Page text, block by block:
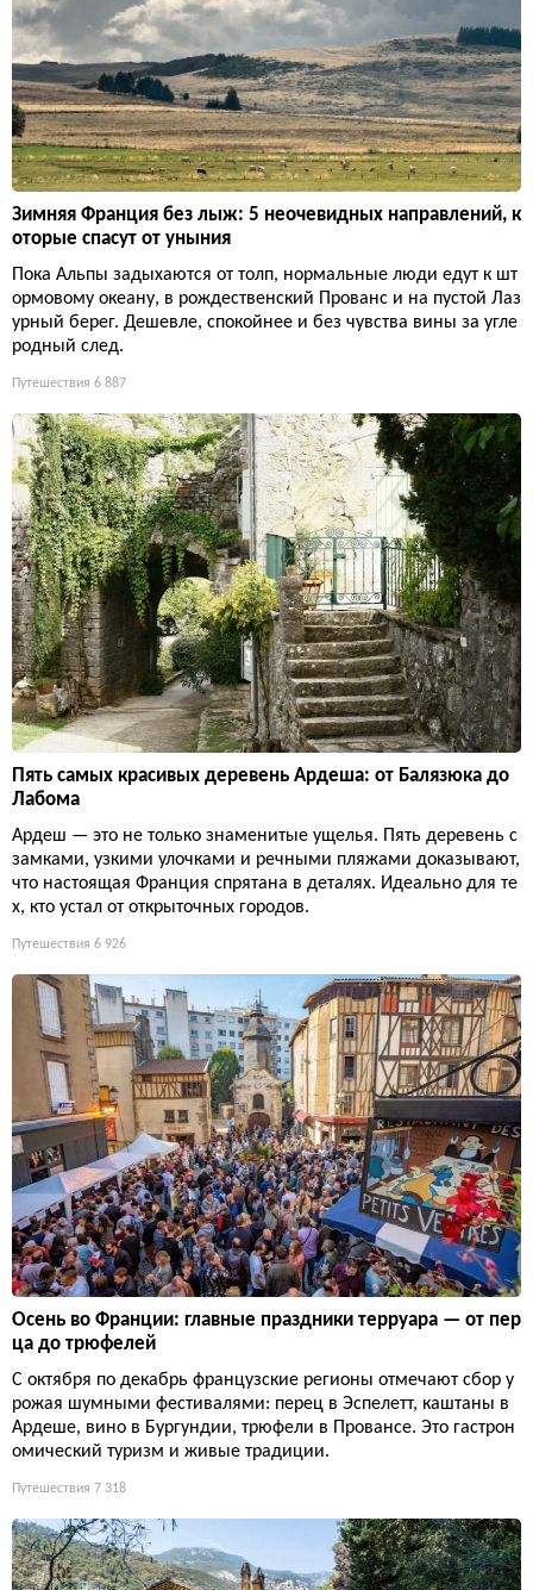
Зимняя Франция без лыж: 5 неочевидных направлений, к
оторые спасут от уныния
Пока Альпы задыхаются от толп, нормальные люди едут к шт
ормовому океану, в рождественский Прованс и на пустой Лаз
урный берег. Дешевле, спокойнее и без чувства вины за угле
родный след.
Путешествия 6 887
Пять самых красивых деревень Ардеша: от Балязюка до
Лабома
Ардеш — это не только знаменитые ущелья. Пять деревень с
замками, узкими улочками и речными пляжами доказывают,
что настоящая Франция спрятана в деталях. Идеально для те
х, кто устал от открыточных городов.
Путешествия 6 926
Осень во Франции: главные праздники терруара — от пер
ца до трюфелей
С октября по декабрь французские регионы отмечают сбор у
рожая шумными фестивалями: перец в Эспелетт, каштаны в
Ардеше, вино в Бургундии, трюфели в Провансе. Это гастрон
омический туризм и живые традиции.
Путешествия 7 318